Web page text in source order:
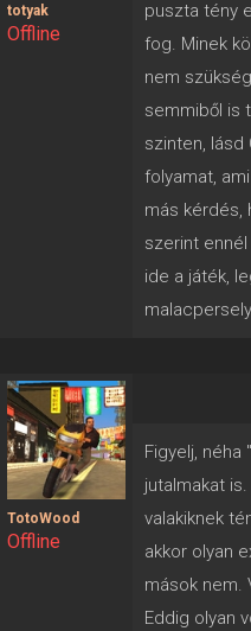
totyak
Offline
puszta tény
fog. Minek
nem
semmiből is
szinten, lásd
folyamat,
más kérdés,
szerint
ide a játék,
TotoWood
Offline
Figyelj, néha
jutalmakat
valakiknek
akkor olyan
mások nem.
Eddig olyan